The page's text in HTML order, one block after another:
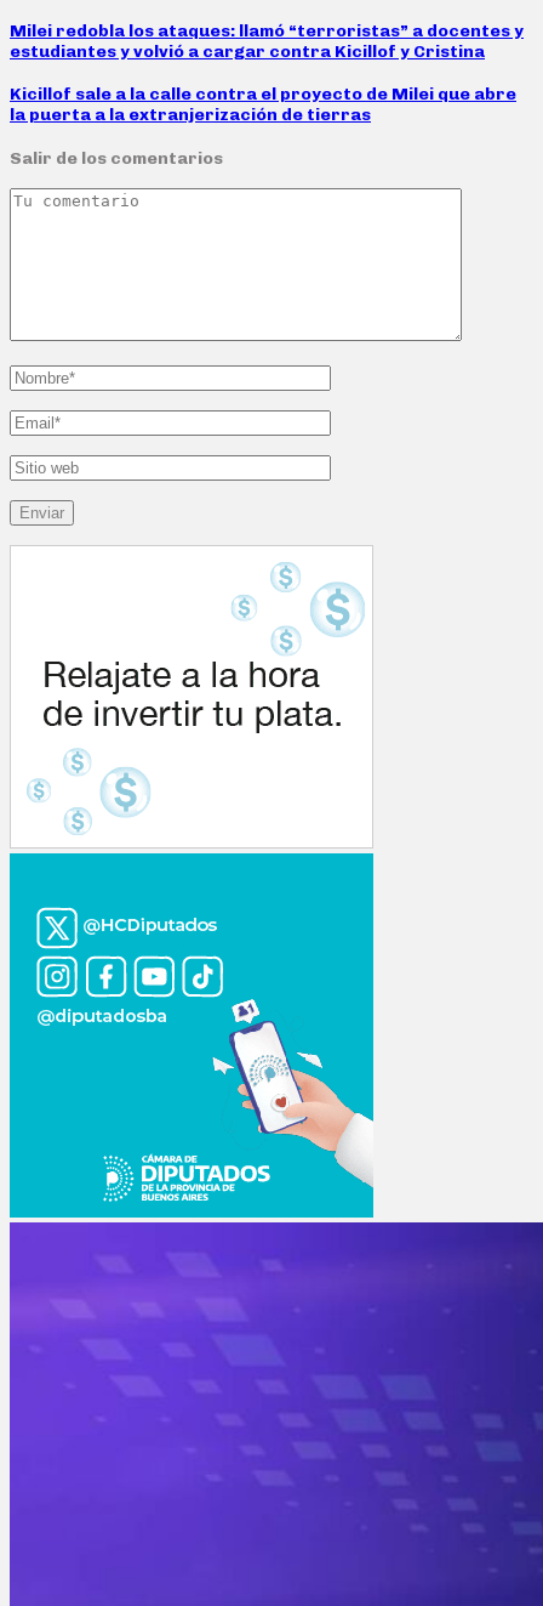
Milei redobla los ataques: llamó “terroristas” a docentes y
estudiantes y volvió a cargar contra Kicillof y Cristina
Kicillof sale a la calle contra el proyecto de Milei que abre
la puerta a la extranjerización de tierras
Salir de los comentarios